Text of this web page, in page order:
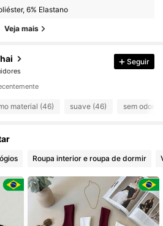
6% Elastano
Veja mais
1 dia atrás
Seguir
material (46) suave (46) sem
Roupa interior e roupa de dormir